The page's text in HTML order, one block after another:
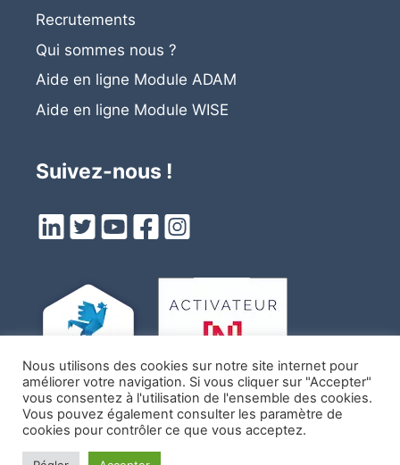
Recrutements
Qui sommes nous ?
Aide en ligne Module ADAM
Aide en ligne Module WISE
Suivez-nous !
© 2026 Integral System · Votre spécialiste Français en PC
Nous utilisons des cookies sur notre site internet pour
améliorer votre navigation. Si vous cliquer sur "Accepter"
vous consentez à l'utilisation de l'ensemble des cookies.
Vous pouvez également consulter les paramètre de
cookies pour contrôler ce que vous acceptez.